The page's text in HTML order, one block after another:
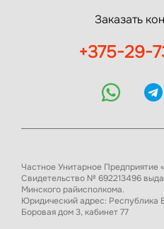
Заказать
+375-29-
Частное Унитарное
Свидетельство № 692213496
Минского райисполкома.
Юридический адрес: Республика
Боровая дом 3, кабинет 77